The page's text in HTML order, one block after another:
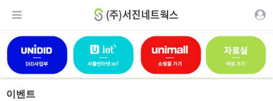
이벤트